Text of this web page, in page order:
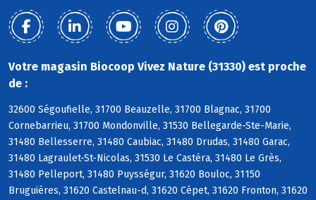
Votre magasin Biocoop Vivez Nature (31330) est proche
de :
32600 Ségoufielle, 31700 Beauzelle, 31700 Blagnac, 31700
Cornebarrieu, 31700 Mondonville, 31530 Bellegarde-Ste-Marie,
31480 Bellesserre, 31480 Caubiac, 31480 Drudas, 31480 Garac,
31480 Lagraulet-St-Nicolas, 31530 Le Castéra, 31480 Le Grès,
31480 Pelleport, 31480 Puysségur, 31620 Bouloc, 31150
Bruguières, 31620 Castelnau-d, 31620 Cépet, 31620 Fronton, 31620